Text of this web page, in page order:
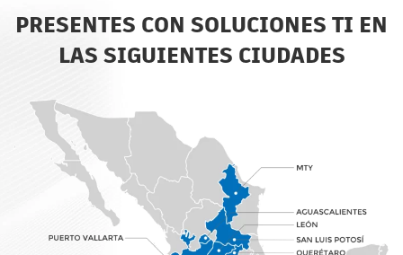
PRESENTES CON SOLUCIONES TI EN
LAS SIGUIENTES CIUDADES